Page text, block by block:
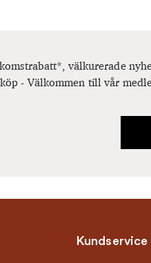
välkurerade
- Välkommen till vår
Kundservice